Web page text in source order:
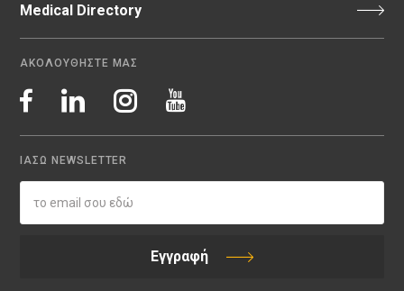
Medical Directory
ΑΚΟΛΟΥΘΗΣΤΕ ΜΑΣ
ΙΑΣΩ NEWSLETTER
Εγγραφή